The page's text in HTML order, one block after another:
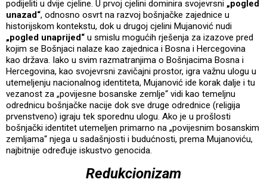
podijeliti u dvije cjeline. U prvoj cjelini dominira svojevrsni „pogled
unazad“, odnosno osvrt na razvoj bošnjačke zajednice u
historijskom kontekstu, dok u drugoj cjelini Mujanović nudi
„pogled unaprijed“ u smislu mogućih rješenja za izazove pred
kojim se Bošnjaci nalaze kao zajednica i Bosna i Hercegovina
kao država. Iako u svim razmatranjima o Bošnjacima Bosna i
Hercegovina, kao svojevrsni zavičajni prostor, igra važnu ulogu u
utemeljenju nacionalnog identiteta, Mujanović ide korak dalje i tu
vezanost za „povijesne bosanske zemlje“ vidi kao temeljnu
odrednicu bošnjačke nacije dok sve druge odrednice (religija
prvenstveno) igraju tek sporednu ulogu. Ako je u prošlosti
bošnjački identitet utemeljen primarno na „povijesnim bosanskim
zemljama“ njega u sadašnjosti i budućnosti, prema Mujanoviću,
najbitnije određuje iskustvo genocida.
Redukcionizam